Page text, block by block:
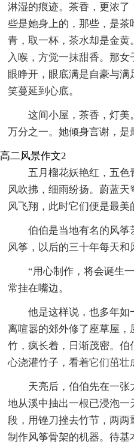
淋湿的痕迹。茶香，更浓
些是她身上的，那些，是
青，取一杯，茶水却是金黄
入喉，方觉一抹甜香。那
眼睁开，眼底满是自豪与
笑蔓延到心底。
这间小屋，茶香，灯
万分之一。她倾身言谢，是
高二风景作文2
五月榴花妖艳红，五
风吹拂，细雨纷扬。蔚蓝
风飞翔，此时它们便是最美
伯伯是当地有名的风筝
风筝，以后的三十年每天和
“用心制作，将会诞生
常挂在嘴边。
他是这样说，也多年
离喧嚣的郊外修了座草屋
竹，疯长着，日渐茂密。伯
心浇灌竹子，看着它们茁壮
天亮后，伯伯先在一
地从溪中抽出一根已浸泡一
段，用锉刀挫去竹节，两两
制作风筝骨架的机器。待基